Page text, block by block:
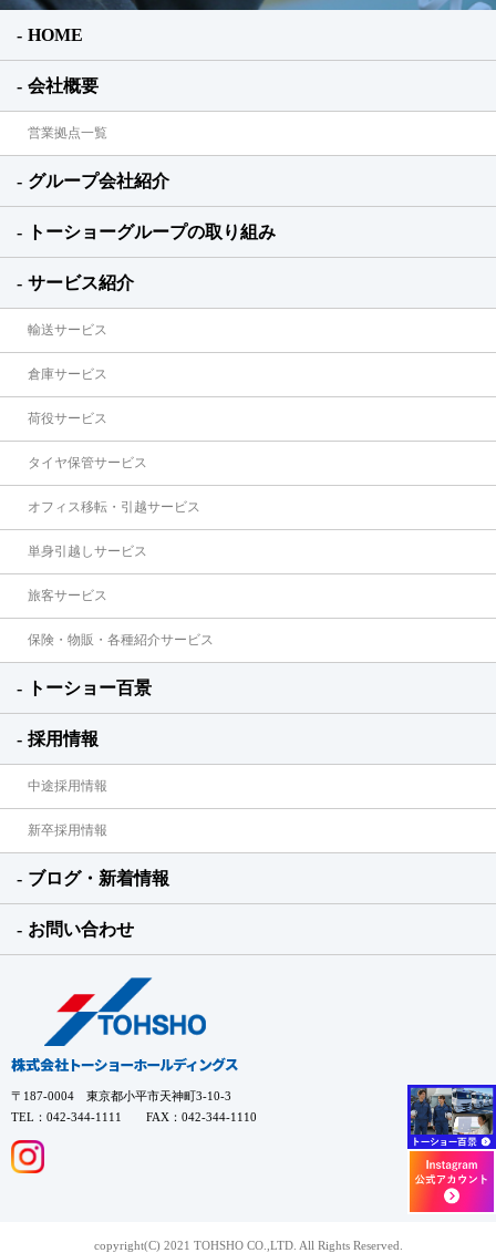
HOME
会社概要
営業拠点一覧
グループ会社紹介
トーショーグループの取り組み
サービス紹介
輸送サービス
倉庫サービス
荷役サービス
タイヤ保管サービス
オフィス移転・引越サービス
単身引越しサービス
旅客サービス
保険・物販・各種紹介サービス
トーショー百景
採用情報
中途採用情報
新卒採用情報
ブログ・新着情報
お問い合わせ
〒187-0004 東京都小平市天神町3-10-3
TEL：042-344-1111 FAX：042-344-1110
copyright(C) 2021 TOHSHO CO.,LTD. All Rights Reserved.